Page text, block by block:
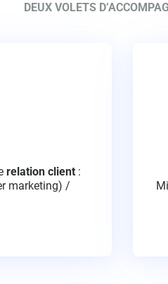
DEUX VOLETS
relation client : ​
marketing) /